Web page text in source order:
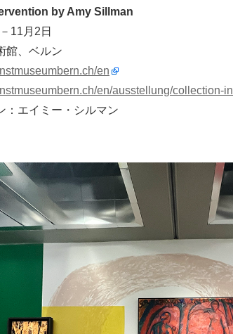
by Amy Sillman
11月2日
館、ベルン
en
en/ausstellung/collection-
：エイミー・シルマン